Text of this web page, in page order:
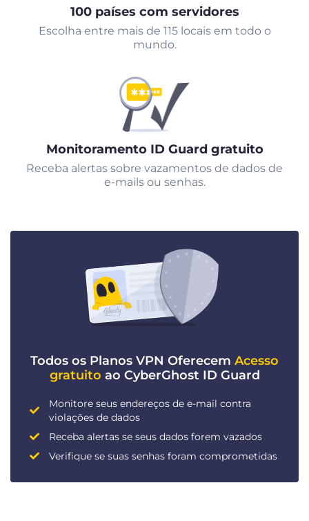
100 países com servidores
Escolha entre mais de 115 locais em todo o
mundo.
Monitoramento ID Guard gratuito
Receba alertas sobre vazamentos de dados de
e-mails ou senhas.
Todos os Planos VPN Oferecem Acesso
gratuito ao CyberGhost ID Guard
Monitore seus endereços de e-mail contra
violações de dados
Receba alertas se seus dados forem vazados
Verifique se suas senhas foram comprometidas